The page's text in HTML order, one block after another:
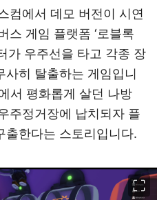
컴에서 데모 버전이 시연
스 게임 플랫폼 ‘로블록
가 우주선을 타고 각종 장
히 탈출하는 게임입니
서 평화롭게 살던 나방
주정거장에 납치되자 플
출한다는 스토리입니다.